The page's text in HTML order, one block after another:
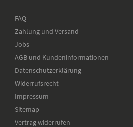
FAQ
Zahlung und Versand
Jobs
AGB und Kundeninformationen
Datenschutzerklärung
Widerrufsrecht
Impressum
Sitemap
Vertrag widerrufen